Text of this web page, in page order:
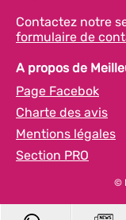
Contactez notre
formulaire de
A propos de
Page Facebok
Charte des avis
Mentions légales
Section PRO
©